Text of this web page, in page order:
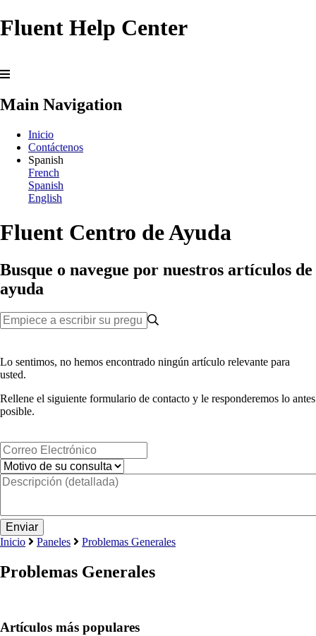
Fluent Help Center
Main Navigation
Inicio
Contáctenos
Spanish
French
Spanish
English
Fluent Centro de Ayuda
Busque o navegue por nuestros artículos de
ayuda
Lo sentimos, no hemos encontrado ningún artículo relevante para
usted.
Rellene el siguiente formulario de contacto y le responderemos lo antes
posible.
Inicio Paneles Problemas Generales
Problemas Generales
Artículos más populares